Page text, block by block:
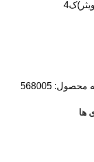
محصول: 568005
ها